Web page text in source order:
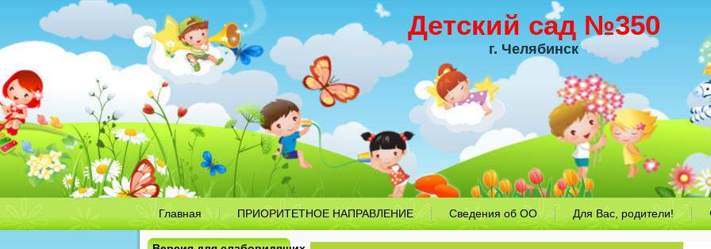
Детский сад №350
г. Челябинск
Главная ПРИОРИТЕТНОЕ НАПРАВЛЕНИЕ Сведения об ОО Для Вас, родители!